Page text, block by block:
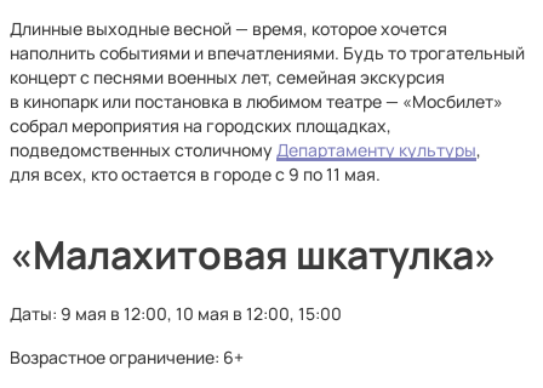
Длинные выходные весной — время, которое хочется
наполнить событиями и впечатлениями. Будь то трогательный
концерт с песнями военных лет, семейная экскурсия
в кинопарк или постановка в любимом театре — «Мосбилет»
собрал мероприятия на городских площадках,
подведомственных столичномуДепартаменту культуры,
для всех, кто остается в городе с 9 по 11 мая.
«Малахитовая шкатулка»
Даты: 9 мая в 12:00, 10 мая в 12:00, 15:00
Возрастное ограничение: 6+